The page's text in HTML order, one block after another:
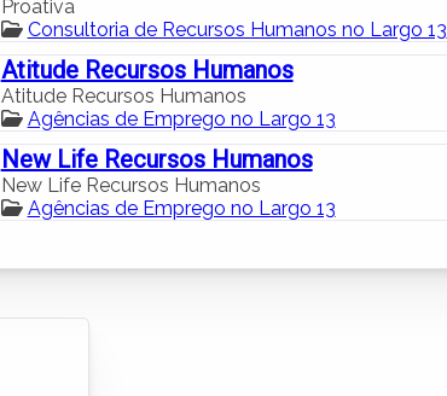
Proativa
Consultoria de Recursos Humanos no Largo 13
Atitude Recursos Humanos
Atitude Recursos Humanos
Agências de Emprego no Largo 13
New Life Recursos Humanos
New Life Recursos Humanos
Agências de Emprego no Largo 13